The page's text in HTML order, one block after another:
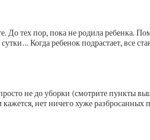
тех пор, пока не родила ребенка.
Когда ребенок подрастает, все
не до уборки (смотрите пункты
нет ничего хуже разбросанных